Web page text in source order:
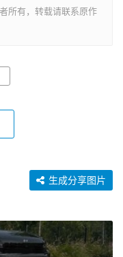
所有，转载请联系原作
生成分享图片